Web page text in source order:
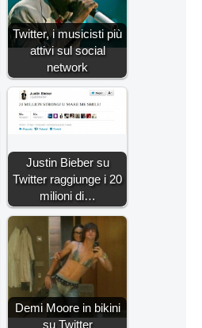
Twitter, i musicisti più
attivi sul social
network
Justin Bieber su
Twitter raggiunge i 20
milioni di…
Demi Moore in bikini
su Twitter